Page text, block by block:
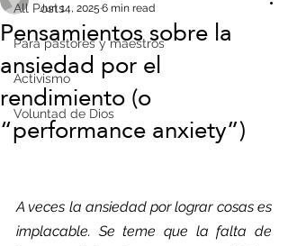
All Posts
Para pastores y maestros
Activismo
Voluntad de Dios
Pensamientos sobre la
ansiedad por el
rendimiento (o
“performance anxiety”)
Jun 14, 2025 6 min read
A veces la ansiedad por lograr cosas es
implacable. Se teme que la falta de